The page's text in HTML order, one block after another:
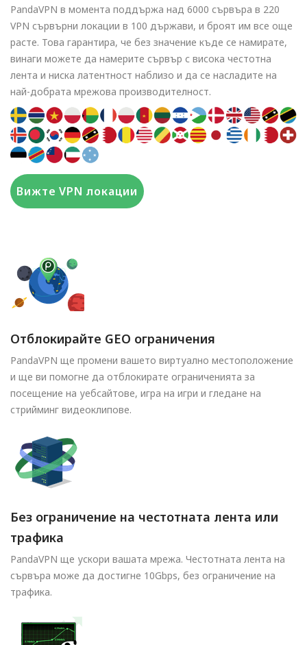
PandaVPN в момента поддържа над 6000 сървъра в 220
VPN сървърни локации в 100 държави, и броят им все още
расте. Това гарантира, че без значение къде се намирате,
винаги можете да намерите сървър с висока честотна
лента и ниска латентност наблизо и да се насладите на
най-добрата мрежова производителност.
Вижте VPN локации
Отблокирайте GEO ограничения
PandaVPN ще промени вашето виртуално местоположение
и ще ви помогне да отблокирате ограниченията за
посещение на уебсайтове, игра на игри и гледане на
стрийминг видеоклипове.
Без ограничение на честотната лента или
трафика
PandaVPN ще ускори вашата мрежа. Честотната лента на
сървъра може да достигне 10Gbps, без ограничение на
трафика.